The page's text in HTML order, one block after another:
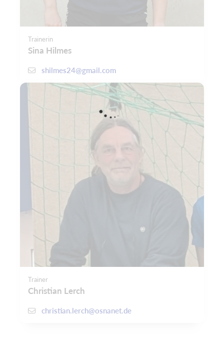
Trainerin
Sina Hilmes
shilmes24@gmail.com
Trainer
Christian Lerch
christian.lerch@osnanet.de